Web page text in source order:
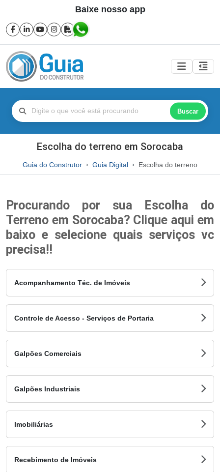
Baixe nosso app
Buscar
Escolha do terreno em Sorocaba
Guia do Construtor Guia Digital Escolha do terreno
Procurando por sua Escolha do
Terreno em Sorocaba? Clique aqui em
baixo e selecione quais serviços vc
precisa!!
Acompanhamento Téc. de Imóveis
Controle de Acesso - Serviços de Portaria
Galpões Comerciais
Galpões Industriais
Imobiliárias
Recebimento de Imóveis